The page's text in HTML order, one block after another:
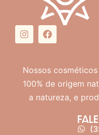
Nossos
100% de origem
a natureza, e